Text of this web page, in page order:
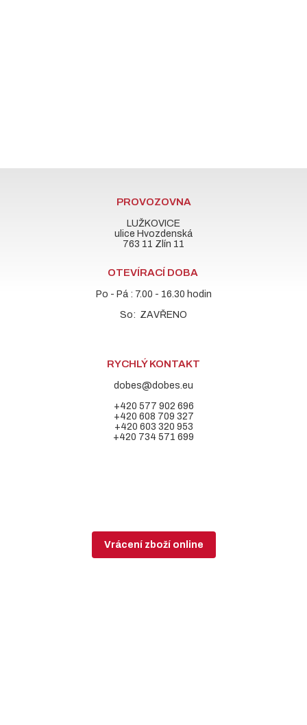
PROVOZOVNA
LUŽKOVICE
ulice Hvozdenská
763 11 Zlín 11
OTEVÍRACÍ DOBA
Po - Pá : 7.00 - 16.30 hodin
So: ZAVŘENO
RYCHLÝ KONTAKT
dobes@dobes.eu
+420 577 902 696
+420 608 709 327
+420 603 320 953
+420 734 571 699
Vrácení zboží online